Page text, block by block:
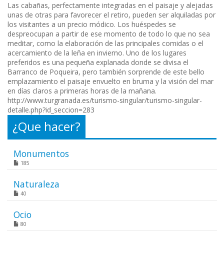
Las cabañas, perfectamente integradas en el paisaje y alejadas
unas de otras para favorecer el retiro, pueden ser alquiladas por
los visitantes a un precio módico. Los huéspedes se
despreocupan a partir de ese momento de todo lo que no sea
meditar, como la elaboración de las principales comidas o el
acercamiento de la leña en invierno. Uno de los lugares
preferidos es una pequeña explanada donde se divisa el
Barranco de Poqueira, pero también sorprende de este bello
emplazamiento el paisaje envuelto en bruma y la visión del mar
en días claros a primeras horas de la mañana.
http://www.turgranada.es/turismo-singular/turismo-singular-
detalle.php?id_seccion=283
¿Que hacer?
Monumentos
185
Naturaleza
40
Ocio
80